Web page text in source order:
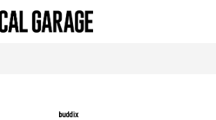
buddix